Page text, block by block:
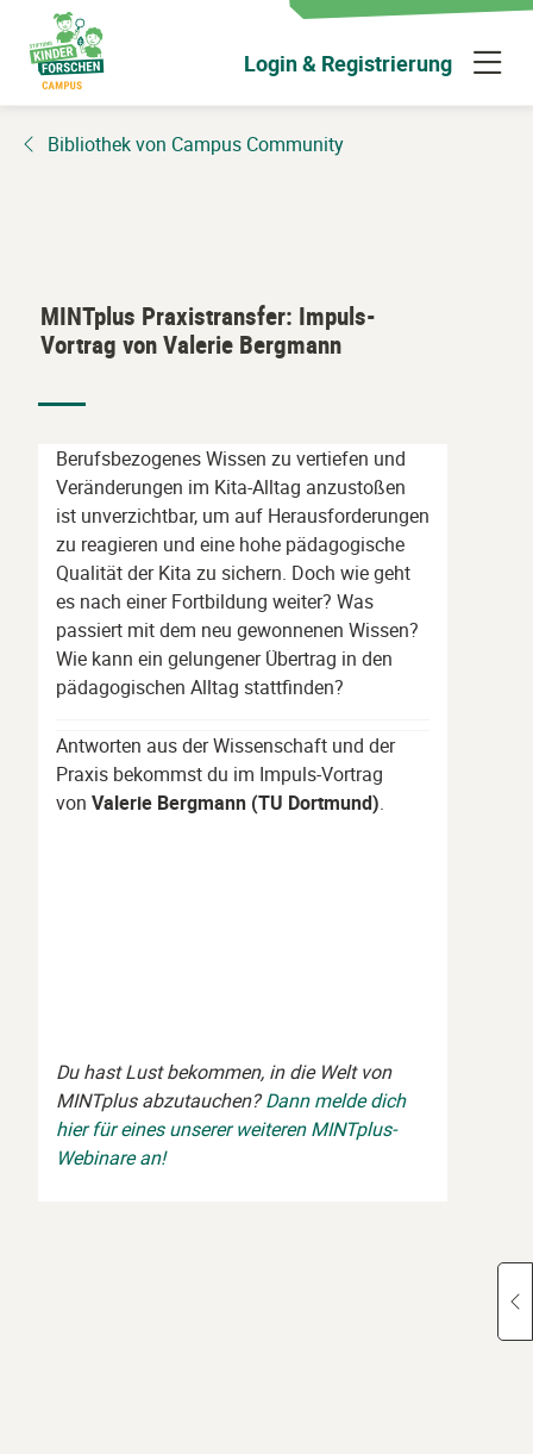
Hauptinhalt
wechseln
Login & Registrierung
Bibliothek von Campus Community
MINTplus Praxistransfer: Impuls-
Vortrag von Valerie Bergmann
Berufsbezogenes Wissen zu vertiefen und
Veränderungen im Kita-Alltag anzustoßen
ist unverzichtbar, um auf Herausforderungen
zu reagieren und eine hohe pädagogische
Qualität der Kita zu sichern. Doch wie geht
es nach einer Fortbildung weiter? Was
passiert mit dem neu gewonnenen Wissen?
Wie kann ein gelungener Übertrag in den
pädagogischen Alltag stattfinden?
Antworten aus der Wissenschaft und der
Praxis bekommst du im Impuls-Vortrag
von Valerie Bergmann (TU Dortmund).
Du hast Lust bekommen, in die Welt von
MINTplus abzutauchen?Dann melde dich
hier für eines unserer weiteren MINTplus-
Webinare an!